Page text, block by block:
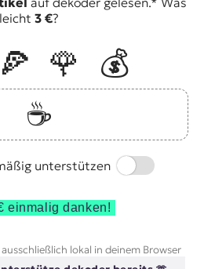
3 €?
🍕 🌹
💰
☕️
unterstützen
Switch
einmalig danken!
lokal in deinem Browser